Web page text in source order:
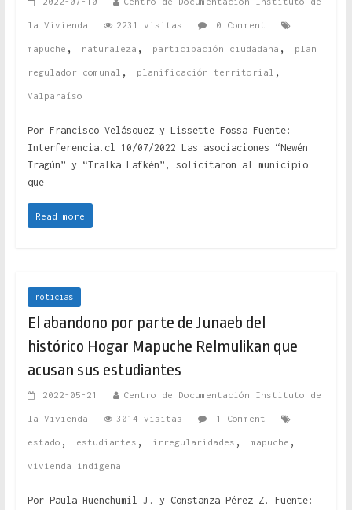
la Vivienda 2231 visitas 0 Comment
mapuche , naturaleza , participación ciudadana , plan
regulador comunal , planificación territorial ,
Valparaíso
Por Francisco Velásquez y Lissette Fossa Fuente:
Interferencia.cl 10/07/2022 Las asociaciones “Newén
Tragún” y “Tralka Lafkén”, solicitaron al municipio
que
Read more
noticias
El abandono por parte de Junaeb del
histórico Hogar Mapuche Relmulikan que
acusan sus estudiantes
2022-05-21 Centro de Documentación Instituto de
la Vivienda 3014 visitas 1 Comment
estado , estudiantes , irregularidades , mapuche ,
vivienda indigena
Por Paula Huenchumil J. y Constanza Pérez Z. Fuente: